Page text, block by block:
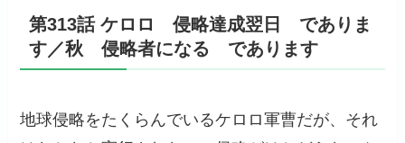
第313話 ケロロ 侵略達成翌日 でありま
す／秋 侵略者になる であります
地球侵略をたくらんでいるケロロ軍曹だが、それ